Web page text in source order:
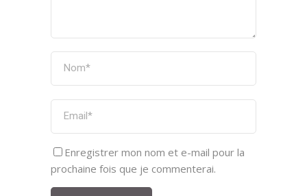
Enregistrer mon nom et e-mail pour la
prochaine fois que je commenterai.